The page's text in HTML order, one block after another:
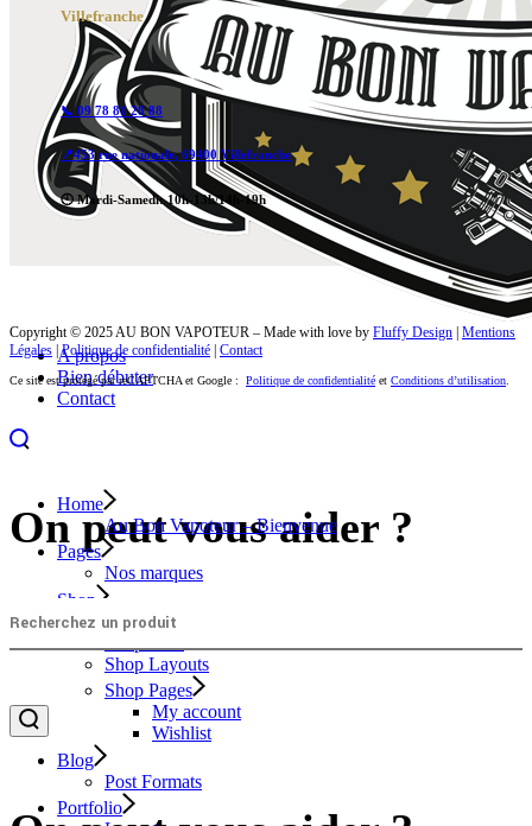
A propos
Bien débuter
Contact
On peut vous aider ?
Villefranche
📞 09 78 81 28 88
📍453 rue nationale, 69400 Villefranche
🕙 Mardi-Samedi: 10h-13h/14h-19h
Copyright © 2025 AU BON VAPOTEUR – Made with love by Fluffy Design | Mentions
Légales |Politique de confidentialité | Contact
Ce site est protégé par reCAPTCHA et Google : Politique de confidentialité et Conditions d’utilisation
Home
Au Bon Vapoteur – Bienvenue
Pages
Nos marques
Shop
Product Types
Shop Layouts
Shop Pages
My account
Wishlist
Blog
Post Formats
Portfolio